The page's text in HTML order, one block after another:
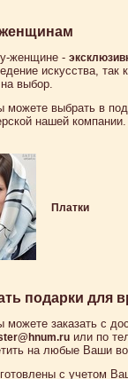
женщине -
искусства,
выбор.
выбрать в
нашей компании.
Платки
подарки для
можете заказать с
или по
на любые Ваши
с учетом